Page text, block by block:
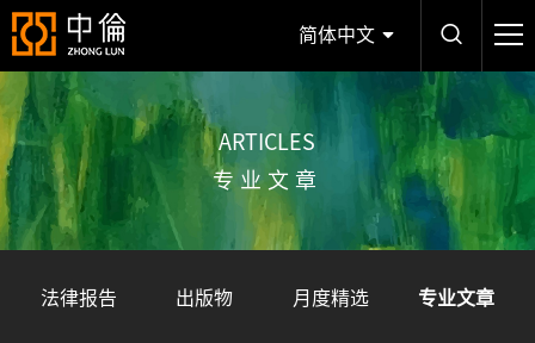
简体中文
ARTICLES
专业文章
法律报告 出版物 月度精选 专业文章